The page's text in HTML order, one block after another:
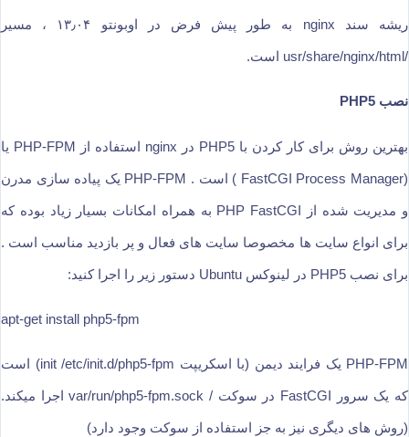
ریشه سند nginx به طور پیش فرض در اوبونتو ۱۳٫۰۴ ، مسیر
/usr/share/nginx/html است.
نصب PHP5
بهترین روش برای کار کردن با PHP5 در nginx استفاده از PHP-FPM یا
(FastCGI Process Manager ) است . PHP-FPM یک پیاده سازی مدرن
و مدیریت شده از PHP FastCGI به همراه امکانات بسیار زیاد بوده که
برای انواع سایت ها مخصوصا سایت های فعال و پر بازدید مناسب است .
برای نصب PHP5 در لینوکس Ubuntu دستور زیر را اجرا کنید:
apt-get install php5-fpm
PHP-FPM یک فرایند دیمن (با اسکریپت init /etc/init.d/php5-fpm) است
که یک سرور FastCGI در سوکت / var/run/php5-fpm.sock اجرا میکند.
(روش های دیگری نیز به جز استفاده از سوکت وجود دارد)